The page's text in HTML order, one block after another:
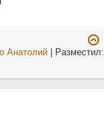
Анатолий | Разместил: